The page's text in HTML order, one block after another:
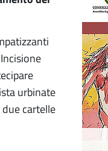
urbinate
cartelle